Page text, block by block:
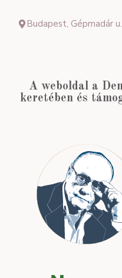
Budapest, Gépmadár
A weboldal a
keretében és